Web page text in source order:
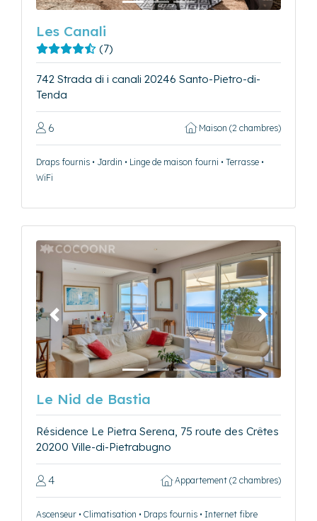
Les Canali
(7)
742 Strada di i canali 20246 Santo-Pietro-di-
Tenda
6 Maison (2 chambres)
Draps fournis • Jardin • Linge de maison fourni • Terrasse •
WiFi
Précédent Suivant
Le Nid de Bastia
Résidence Le Pietra Serena, 75 route des Crêtes
20200 Ville-di-Pietrabugno
4 Appartement (2 chambres)
Ascenseur • Climatisation • Draps fournis • Internet fibre